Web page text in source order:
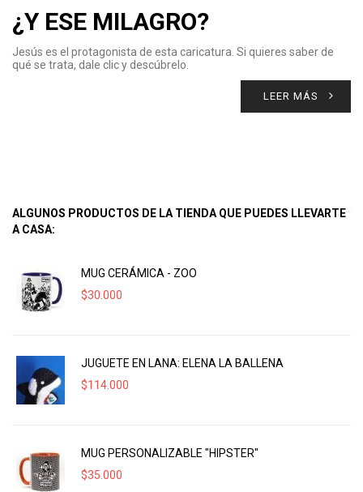
¿Y ESE MILAGRO?
Jesús es el protagonista de esta caricatura. Si quieres saber de
qué se trata, dale clic y descúbrelo.
LEER MÁS
ALGUNOS PRODUCTOS DE LA TIENDA QUE PUEDES LLEVARTE
A CASA:
MUG CERÁMICA - ZOO
$30.000
JUGUETE EN LANA: ELENA LA BALLENA
$114.000
MUG PERSONALIZABLE "HIPSTER"
$35.000